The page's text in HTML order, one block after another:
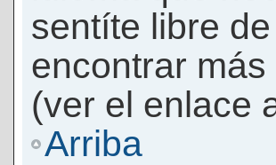
sentíte libre
encontrar
(ver el enlace
Arriba